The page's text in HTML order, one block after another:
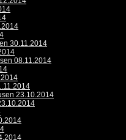
30.11.2014
08.11.2014
23.10.2014